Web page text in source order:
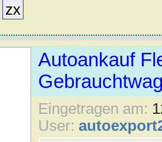
zx
Autoankauf
Eingetragen am:
User: